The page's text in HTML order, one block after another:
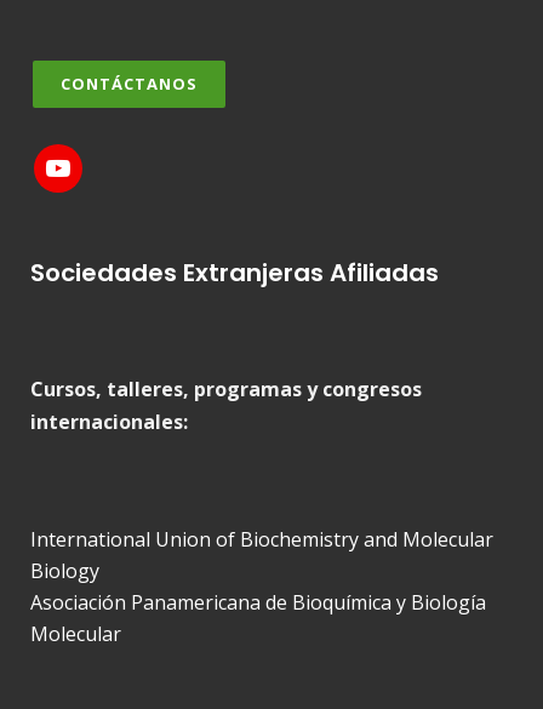
CONTÁCTANOS
Sociedades Extranjeras Afiliadas
Cursos, talleres, programas y congresos
internacionales:
International Union of Biochemistry and Molecular
Biology
Asociación Panamericana de Bioquímica y Biología
Molecular